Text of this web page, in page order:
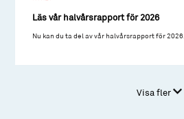
Läs vår halvårsrapport för 2026
Nu kan du ta del av vår halvårsrapport för 2026.
Visa fler